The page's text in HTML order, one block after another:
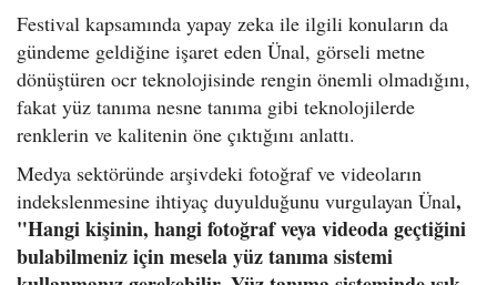
Festival kapsamında yapay zeka ile ilgili konuların da
gündeme geldiğine işaret eden Ünal, görseli metne
dönüştüren ocr teknolojisinde rengin önemli olmadığını,
fakat yüz tanıma nesne tanıma gibi teknolojilerde
renklerin ve kalitenin öne çıktığını anlattı.
Medya sektöründe arşivdeki fotoğraf ve videoların
indekslenmesine ihtiyaç duyulduğunu vurgulayan Ünal,
"Hangi kişinin, hangi fotoğraf veya videoda geçtiğini
bulabilmeniz için mesela yüz tanıma sistemi